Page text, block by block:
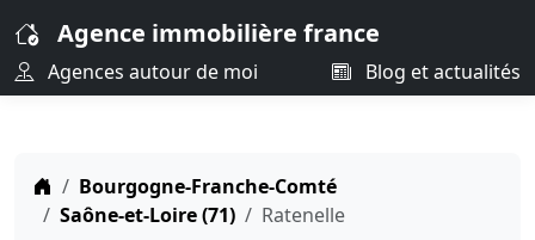
Agence immobilière france
Agences autour de moi Blog et actualités
Bourgogne-Franche-Comté
Saône-et-Loire (71)
Ratenelle